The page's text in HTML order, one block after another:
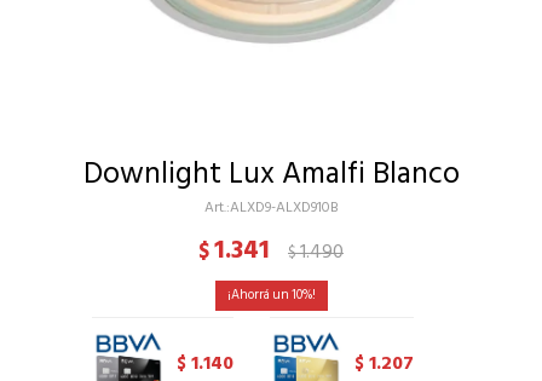
Downlight Lux Amalfi Blanco
ALXD9-ALXD910B
$1.341 $1.490
10
$1.140 $1.207